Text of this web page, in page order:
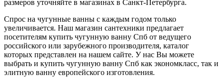
размеров уточняйте в магазинах в Санкт-Петербурга.
Спрос на чугунные ванны с каждым годом только
увеличивается. Наш магазин сантехники предлагает
посетителям купить чугунную ванну Спб от ведущего
российского или зарубежного производителя, каталог
которых представлен на нашем сайте. У нас Вы можете
выбрать и купить чугунную ванну Спб как экономкласс, так и
элитную ванну европейского изготовления.